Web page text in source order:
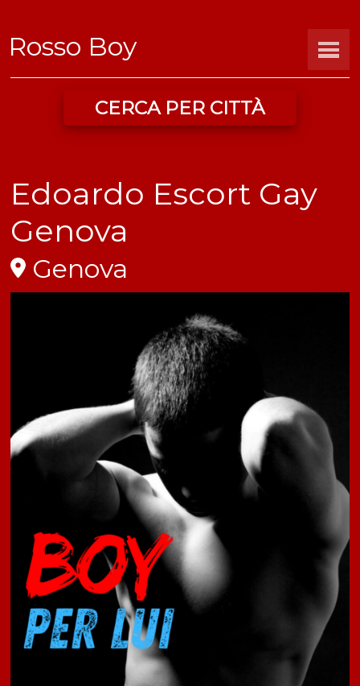
Rosso Boy
CERCA PER CITTÀ
Edoardo Escort Gay
Genova
Genova